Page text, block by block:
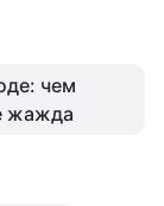
чем
жажда